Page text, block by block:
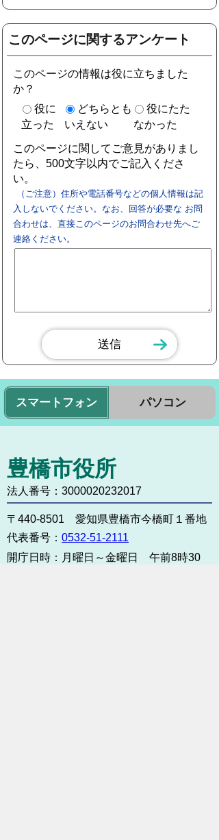
このページに関するアンケート
このページの情報は役に立ちました
か？
役に
立った
どちらとも
いえない
役にたた
なかった
このページに関してご意見がありまし
たら、500文字以内でご記入くださ
い。
（ご注意）住所や電話番号などの個人情報は記
入しないでください。なお、回答が必要な お問
合わせは、直接このページのお問合わせ先へご
連絡ください。
スマートフォン パソコン
豊橋市役所
法人番号：3000020232017
〒440-8501 愛知県豊橋市今橋町１番地
代表番号： 0532-51-2111
開庁日時： 月曜日～金曜日 午前8時30